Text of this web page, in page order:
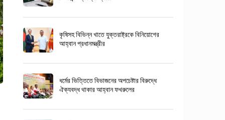
কৃষিসহ বিভিন্ন খাতে যুক্তরাষ্ট্রকে বিনিয়োগের
আহ্বান প্রধানমন্ত্রীর
ধর্মের ভিত্তিতে বিভাজনের অপচেষ্টার বিরুদ্ধে
ঐক্যবদ্ধ থাকার আহ্বান ফখরুলের